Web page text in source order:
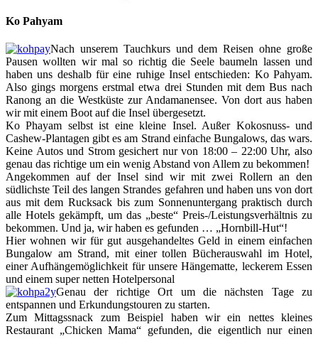
Ko Pahyam
Nach unserem Tauchkurs und dem Reisen ohne große
Pausen wollten wir mal so richtig die Seele baumeln lassen und
haben uns deshalb für eine ruhige Insel entschieden: Ko Pahyam.
Also gings morgens erstmal etwa drei Stunden mit dem Bus nach
Ranong an die Westküste zur Andamanensee. Von dort aus haben
wir mit einem Boot auf die Insel übergesetzt.
Ko Phayam selbst ist eine kleine Insel. Außer Kokosnuss- und
Cashew-Plantagen gibt es am Strand einfache Bungalows, das wars.
Keine Autos und Strom gesichert nur von 18:00 – 22:00 Uhr, also
genau das richtige um ein wenig Abstand von Allem zu bekommen!
Angekommen auf der Insel sind wir mit zwei Rollern an den
südlichste Teil des langen Strandes gefahren und haben uns von dort
aus mit dem Rucksack bis zum Sonnenuntergang praktisch durch
alle Hotels gekämpft, um das „beste“ Preis-/Leistungsverhältnis zu
bekommen. Und ja, wir haben es gefunden … „Hornbill-Hut“!
Hier wohnen wir für gut ausgehandeltes Geld in einem einfachen
Bungalow am Strand, mit einer tollen Bücherauswahl im Hotel,
einer Aufhängemöglichkeit für unsere Hängematte, leckerem Essen
und einem super netten Hotelpersonal
Genau der richtige Ort um die nächsten Tage zu
entspannen und Erkundungstouren zu starten.
Zum Mittagssnack zum Beispiel haben wir ein nettes kleines
Restaurant „Chicken Mama“ gefunden, die eigentlich nur einen